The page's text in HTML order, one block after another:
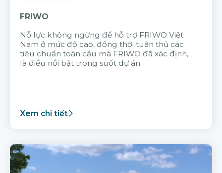
FRIWO
Nỗ lực không ngừng để hỗ trợ FRIWO Việt
Nam ở mức độ cao, đồng thời tuân thủ các
tiêu chuẩn toàn cầu mà FRIWO đã xác định,
là điều nổi bật trong suốt dự án.
Xem chi tiết